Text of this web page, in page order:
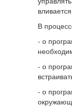
В
- о
- о
- о